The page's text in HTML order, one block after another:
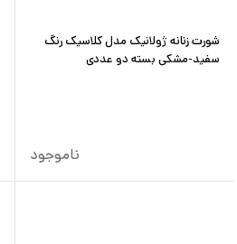
شورت زنانه ژولانیک مدل کلاسیک رنگ
سفید-مشکی بسته دو عددی
ناموجود